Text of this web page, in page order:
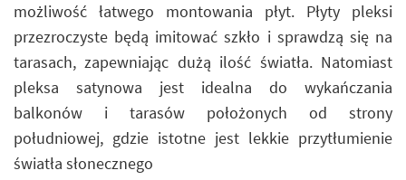
możliwość łatwego montowania płyt. Płyty pleksi
przezroczyste będą imitować szkło i sprawdzą się na
tarasach, zapewniając dużą ilość światła. Natomiast
pleksa satynowa jest idealna do wykańczania
balkonów i tarasów położonych od strony
południowej, gdzie istotne jest lekkie przytłumienie
światła słonecznego